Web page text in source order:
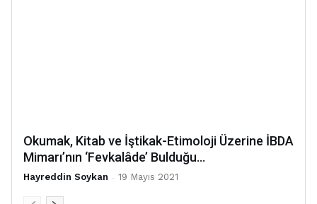
Okumak, Kitab ve İştikak-Etimoloji Üzerine İBDA
Mimarı’nın ‘Fevkalâde’ Bulduğu...
Hayreddin Soykan - 19 Mayıs 2021